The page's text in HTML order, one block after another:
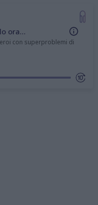
ora...
con superproblemi di